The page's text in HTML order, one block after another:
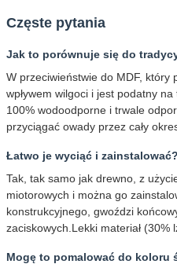
Częste pytania
Jak to porównuje się do
W przeciwieństwie do MDF, który
wpływem wilgoci i jest podatny
100% wodoodporne i trwale
przyciągać owady przez cały
Łatwo je wyciąć i zainstalować?
Tak, tak samo jak drewno, z
miotorowych i można go
konstrukcyjnego, gwoździ
zaciskowych.Lekki materiał (30%
Mogę to pomalować do koloru